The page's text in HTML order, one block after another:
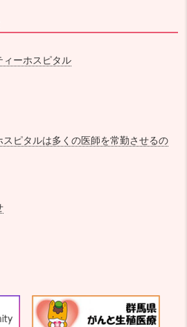
ィーホスピタル
ピタルは多くの医師を常勤させるの